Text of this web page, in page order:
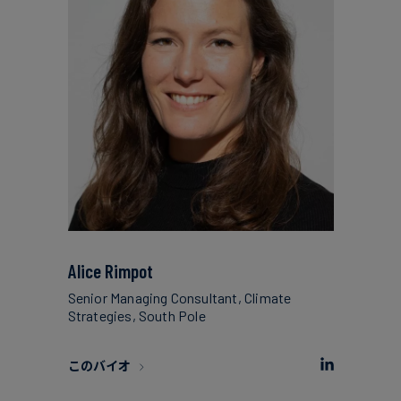
Alice Rimpot
Senior Managing Consultant, Climate
Strategies, South Pole
このバイオ